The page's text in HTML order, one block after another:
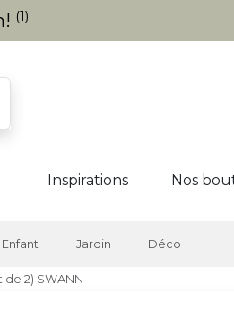
(1)
Inspirations Nos
Enfant Jardin Déco
2) SWANN